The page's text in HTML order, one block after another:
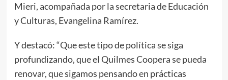
Mieri, acompañada por la secretaria de Educación
y Culturas, Evangelina Ramírez.
Y destacó: “Que este tipo de política se siga
profundizando, que el Quilmes Coopera se pueda
renovar, que sigamos pensando en prácticas